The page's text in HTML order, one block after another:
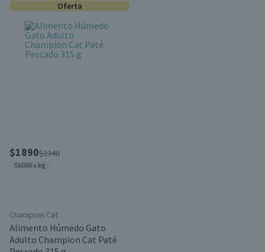
Oferta
$1890$2340
$6000 x kg
Champion Cat
Alimento Húmedo Gato
Adulto Champion Cat Paté